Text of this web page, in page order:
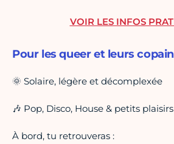
Pour les queer et leurs
🌞 Solaire, légère et décomplexée
🎶 Pop, Disco, House & petits
À bord, tu retrouveras :
VOIR LES INFOS